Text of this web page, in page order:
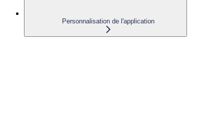
Personnalisation de l'application